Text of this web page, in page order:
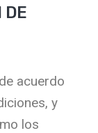
DE
acuerdo
y
los